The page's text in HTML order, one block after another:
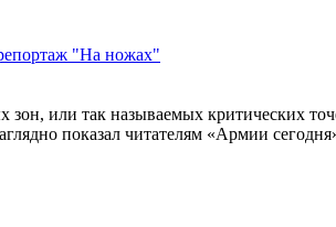
"На ножах"
или так называемых критических
показал читателям «Армии